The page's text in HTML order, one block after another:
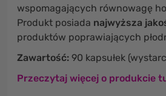
wspomagających równowagę
Produkt posiada najwyższa
produktów poprawiających
Zawartość: 90 kapsułek
Przeczytaj więcej o produkcie